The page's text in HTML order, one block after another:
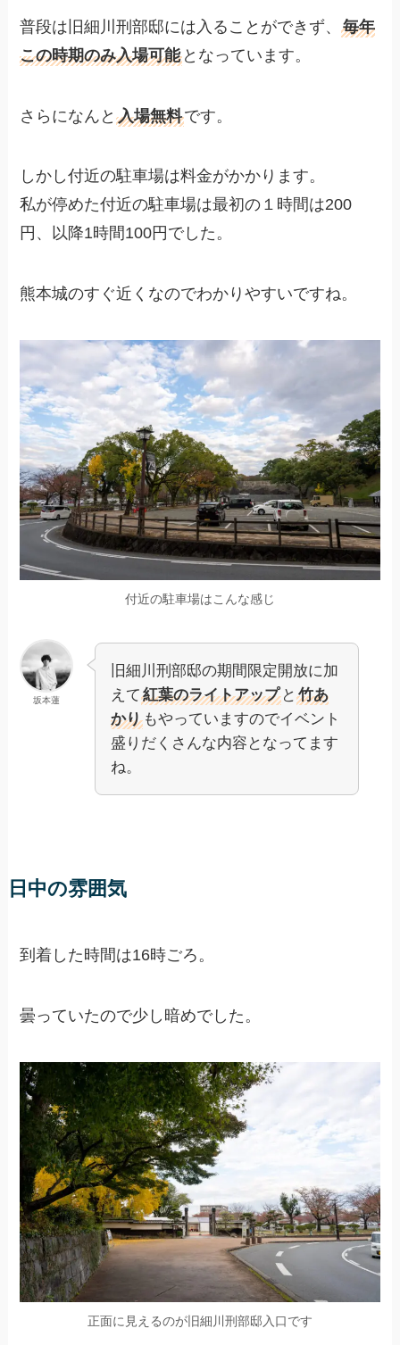
普段は旧細川刑部邸には入ることができず、毎年
この時期のみ入場可能 となっています。
さらになんと入場無料です。
しかし付近の駐車場は料金がかかります。
私が停めた付近の駐車場は最初の１時間は200
円、以降1時間100円でした。
熊本城のすぐ近くなのでわかりやすいですね。
付近の駐車場はこんな感じ
坂本蓮
旧細川刑部邸の期間限定開放に加
えて紅葉のライトアップ と竹あ
かり もやっていますのでイベント
盛りだくさんな内容となってます
ね。
日中の雰囲気
到着した時間は16時ごろ。
曇っていたので少し暗めでした。
正面に見えるのが旧細川刑部邸入口です